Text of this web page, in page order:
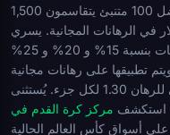
رهانًا بأموال حقيقية، حيث يتقاسم أفضل 100 متنبئ يتقاسمون 1,500
الأقل ما يصل إلى 10,000 دولار في الرهانات المجانية. يسري
عرض الترحيب الرياضي على ثلاث إيداعات بنسبة 15% و 20% و 25%
للإيداع 10 دولارات، ويتم تطبيقها على رهانات مجانية
مركبة من 3 أحداث بحد أدنى للرهان 1.30 لكل جزء. يُستثنى Cash Out
استكشف